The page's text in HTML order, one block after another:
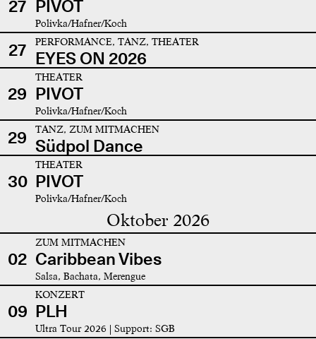
27 PIVOT
Polivka/Hafner/Koch
27 PERFORMANCE, TANZ, THEATER
EYES ON 2026
29
THEATER
PIVOT
Polivka/Hafner/Koch
29 TANZ, ZUM MITMACHEN
Südpol Dance
30
THEATER
PIVOT
Polivka/Hafner/Koch
Oktober 2026
02
ZUM MITMACHEN
Caribbean Vibes
Salsa, Bachata, Merengue
09
KONZERT
PLH
Ultra Tour 2026 | Support: SGB